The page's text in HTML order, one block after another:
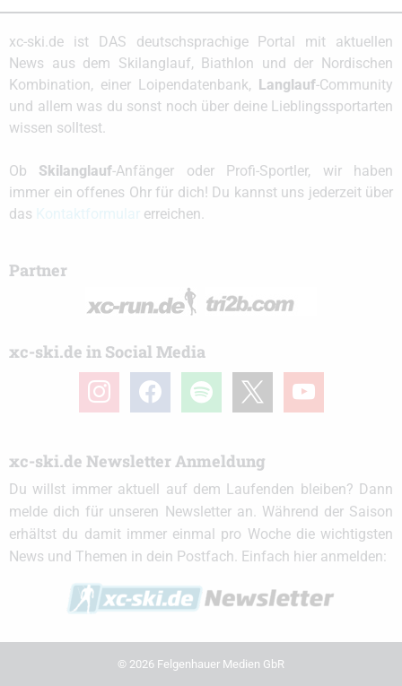
xc-ski.de ist DAS deutschsprachige Portal mit aktuellen
News aus dem Skilanglauf, Biathlon und der Nordischen
Kombination, einer Loipendatenbank, Langlauf-Community
und allem was du sonst noch über deine Lieblingssportarten
wissen solltest.
Ob Skilanglauf-Anfänger oder Profi-Sportler, wir haben
immer ein offenes Ohr für dich! Du kannst uns jederzeit über
das
erreichen.
Partner
xc-ski.de in Social Media
instagramfacebook spotify youtube
xc-ski.de Newsletter Anmeldung
Du willst immer aktuell auf dem Laufenden bleiben? Dann
melde dich für unseren Newsletter an. Während der Saison
erhältst du damit immer einmal pro Woche die wichtigsten
News und Themen in dein Postfach. Einfach hier anmelden:
© 2026 Felgenhauer Medien GbR